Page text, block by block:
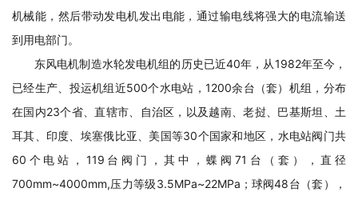
机械能，然后带动发电机发出电能，通过输电线将强大的电流输送
到用电部门。
东风电机制造水轮发电机组的历史已近40年，从1982年至今，
已经生产、投运机组近500个水电站，1200余台（套）机组，分布
在国内23个省、直辖市、自治区，以及越南、老挝、巴基斯坦、土
耳其、印度、埃塞俄比亚、美国等30个国家和地区，水电站阀门共
60个电站，119台阀门，其中，蝶阀71台（套），直径
700mm~4000mm,压力等级3.5MPa~22MPa；球阀48台（套），